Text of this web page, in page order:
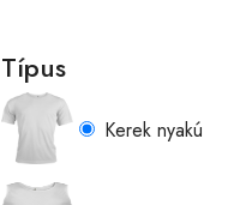
Típus
Kerek nyakú